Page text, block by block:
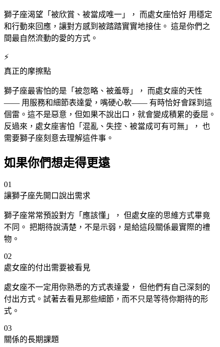
獅子座渴望「被欣賞、被當成唯一」， 而處女座恰好 用穩定
和行動來回應，讓對方感到被踏踏實實地接住。 這是你們之
間最自然流動的愛的方式。
⚡
真正的摩擦點
獅子座最害怕的是「被忽略、被羞辱」， 而處女座的天性
—— 用服務和細節表達愛，嘴硬心軟—— 有時恰好會踩到這
個雷。這不是惡意，但如果不說出口，就會變成積累的委屈。
反過來，處女座害怕「混亂、失控、被當成可有可無」， 也
需要獅子座刻意去理解這件事。
如果你們想走得更遠
01
讓獅子座先開口說出需求
獅子座常常預設對方「應該懂」， 但處女座的思維方式畢竟
不同。 把期待說清楚，不是示弱，是給這段關係最實際的禮
物。
02
處女座的付出需要被看見
處女座不一定用你熟悉的方式表達愛， 但他們有自己深刻的
付出方式。試著去看見那些細節，而不只是等待你期待的形
式。
03
關係的長期課題